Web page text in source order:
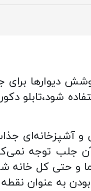
دیوارها
شود،تابلو
توجه
و حتی کل خانه
به عنوان